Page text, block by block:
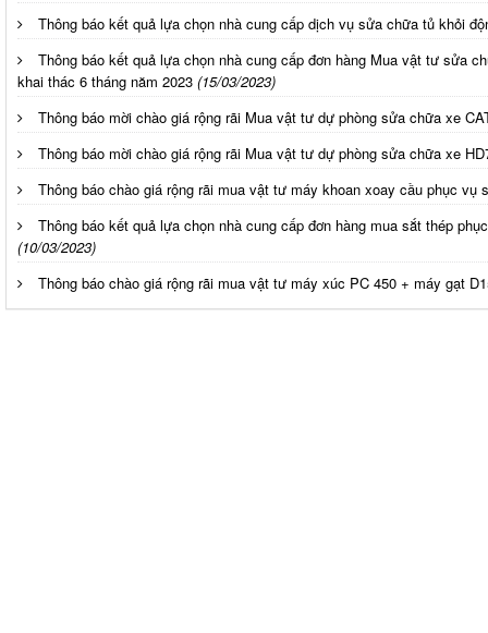
Thông báo kết quả lựa chọn nhà cung cấp dịch vụ sửa chữa tủ khỏi
Thông báo kết quả lựa chọn nhà cung cấp đơn hàng Mua vật tư sửa
khai thác 6 tháng năm 2023 (15/03/2023)
Thông báo mời chào giá rộng rãi Mua vật tư dự phòng sửa chữa xe
Thông báo mời chào giá rộng rãi Mua vật tư dự phòng sửa chữa xe
Thông báo chào giá rộng rãi mua vật tư máy khoan xoay cầu phục vụ
Thông báo kết quả lựa chọn nhà cung cấp đơn hàng mua sắt thép
(10/03/2023)
Thông báo chào giá rộng rãi mua vật tư máy xúc PC 450 + máy gạt